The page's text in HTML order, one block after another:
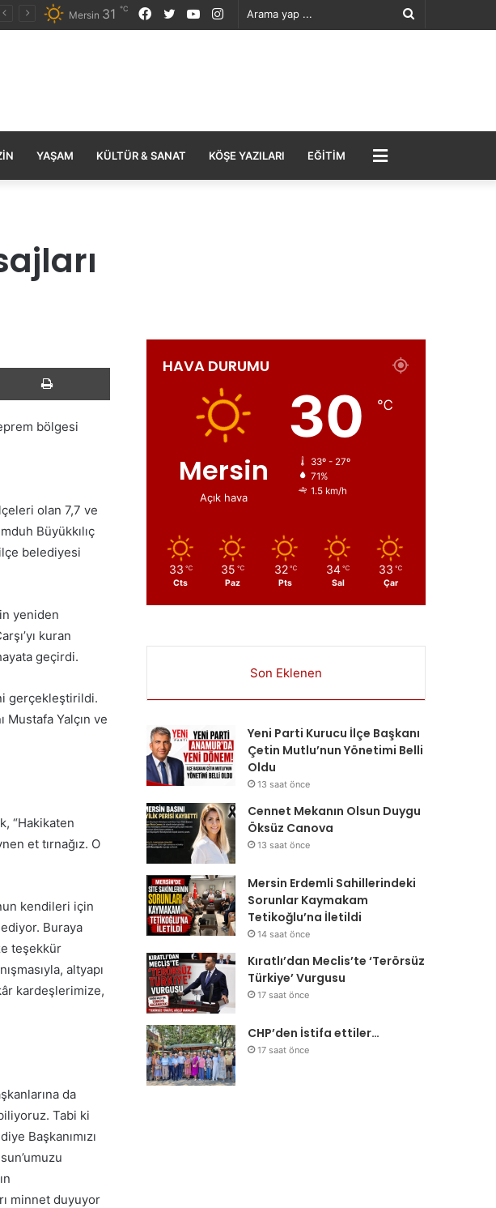
Arama
Instagram
YouTube
Twitter
Facebook
Mersin 31 ℃
YAŞAM KÜLTÜR & SANAT KÖŞE YAZILARI EĞITIM MENÜ
Yazdır
bölgesi
olan 7,7 ve
Büyükkılıç
belediyesi
yeniden
kuran
geçirdi.
gerçekleştirildi.
Mustafa Yalçın ve
“Hakikaten
et tırnağız. O
kendileri için
Buraya
teşekkür
altyapı
kardeşlerimize,
da
Tabi ki
Başkanımızı
minnet duyuyor
HAVA DURUMU
Mersin
Açık hava
30 ℃
33º - 27º
71%
1.5 km/h
33 ℃
Cts
35 ℃
Paz
32 ℃
Pts
34 ℃
Sal
33 ℃
Çar
Son Eklenen
Yeni Parti Kurucu İlçe Başkanı
Çetin Mutlu’nun Yönetimi Belli
Oldu
13 saat önce
Cennet Mekanın Olsun Duygu
Öksüz Canova
13 saat önce
Mersin Erdemli Sahillerindeki
Sorunlar Kaymakam
Tetikoğlu’na İletildi
14 saat önce
Kıratlı’dan Meclis’te ‘Terörsüz
Türkiye’ Vurgusu
17 saat önce
CHP’den İstifa ettiler…
17 saat önce